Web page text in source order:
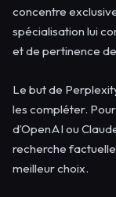
concentre
spécialisation lui
et de pertinence
Le but de
les compléter.
d’OpenAI ou
recherche
meilleur choix.